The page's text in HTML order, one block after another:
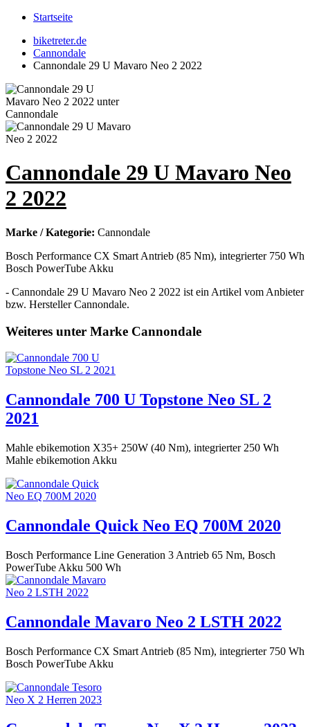
Startseite
biketreter.de
Cannondale
Cannondale 29 U Mavaro Neo 2 2022
Cannondale 29 U Mavaro Neo
2 2022
Marke / Kategorie: Cannondale
Bosch Performance CX Smart Antrieb (85 Nm), integrierter 750 Wh
Bosch PowerTube Akku
- Cannondale 29 U Mavaro Neo 2 2022 ist ein Artikel vom Anbieter
bzw. Hersteller Cannondale.
Weiteres unter Marke Cannondale
Cannondale 700 U Topstone Neo SL 2
2021
Mahle ebikemotion X35+ 250W (40 Nm), integrierter 250 Wh
Mahle ebikemotion Akku
Cannondale Quick Neo EQ 700M 2020
Bosch Performance Line Generation 3 Antrieb 65 Nm, Bosch
PowerTube Akku 500 Wh
Cannondale Mavaro Neo 2 LSTH 2022
Bosch Performance CX Smart Antrieb (85 Nm), integrierter 750 Wh
Bosch PowerTube Akku